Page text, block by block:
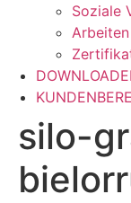
Soziale
silo-